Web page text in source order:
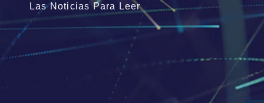
Las Noticias Para Leer